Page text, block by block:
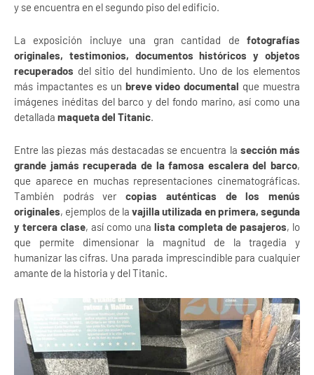
y se encuentra en el segundo piso del edificio.
La exposición incluye una gran cantidad de fotografías
originales, testimonios, documentos históricos y objetos
recuperados del sitio del hundimiento. Uno de los elementos
más impactantes es un breve video documental que muestra
imágenes inéditas del barco y del fondo marino, así como una
detallada maqueta del Titanic.
Entre las piezas más destacadas se encuentra la sección más
grande jamás recuperada de la famosa escalera del barco,
que aparece en muchas representaciones cinematográficas.
También podrás vercopias auténticas de los menús
originales, ejemplos de la vajilla utilizada en primera, segunda
y tercera clase, así como una lista completa de pasajeros, lo
que permite dimensionar la magnitud de la tragedia y
humanizar las cifras. Una parada imprescindible para cualquier
amante de la historia y del Titanic.